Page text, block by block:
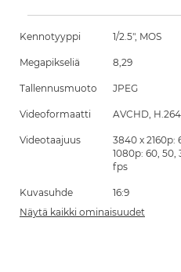
Kennotyyppi 1/2.5", MOS
Megapikseliä 8,29
Tallennusmuoto JPEG
Videoformaatti AVCHD,
Videotaajuus
3840 x 2160p:
1080p: 60, 50,
fps
Kuvasuhde
16:9
Näytä kaikki ominaisuudet